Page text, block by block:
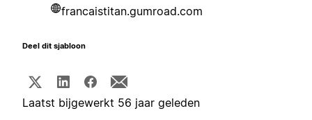
francaistitan.gumroad.com
Deel dit sjabloon
Laatst bijgewerkt 56 jaar geleden